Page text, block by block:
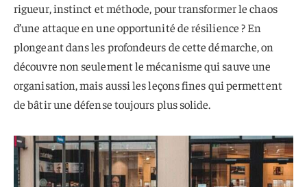
rigueur, instinct et méthode, pour transformer le chaos
d’une attaque en une opportunité de résilience ? En
plongeant dans les profondeurs de cette démarche, on
découvre non seulement le mécanisme qui sauve une
organisation, mais aussi les leçons fines qui permettent
de bâtir une défense toujours plus solide.